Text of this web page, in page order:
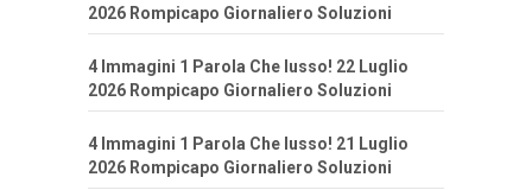
2026 Rompicapo Giornaliero Soluzioni
4 Immagini 1 Parola Che lusso! 22 Luglio
2026 Rompicapo Giornaliero Soluzioni
4 Immagini 1 Parola Che lusso! 21 Luglio
2026 Rompicapo Giornaliero Soluzioni